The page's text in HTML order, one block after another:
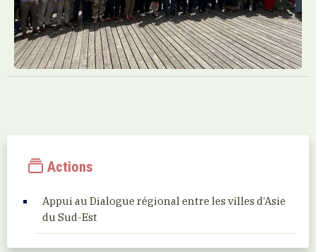
Actions
Appui au Dialogue régional entre les villes d’Asie
du Sud-Est